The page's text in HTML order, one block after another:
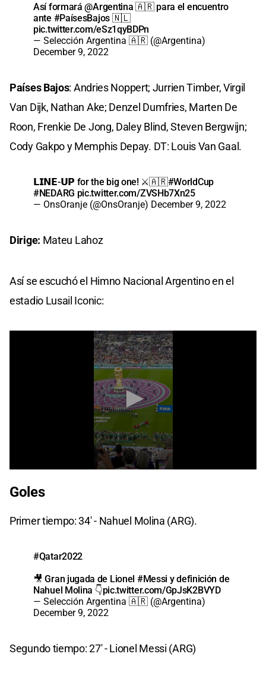
Así formará@Argentina 🇦🇷 para el encuentro
ante #PaísesBajos🇳🇱
pic.twitter.com/eSz1qyBDPn
— Selección Argentina 🇦🇷 (@Argentina)
December 9, 2022
Países Bajos: Andries Noppert; Jurrien Timber, Virgil
Van Dijk, Nathan Ake; Denzel Dumfries, Marten De
Roon, Frenkie De Jong, Daley Blind, Steven Bergwijn;
Cody Gakpo y Memphis Depay. DT: Louis Van Gaal.
𝗟𝗜𝗡𝗘-𝗨𝗣 for the big one! ⚔️🇦🇷#WorldCup
#NEDARG pic.twitter.com/ZVSHb7Xn25
— OnsOranje (@OnsOranje) December 9, 2022
Dirige: Mateu Lahoz
Así se escuchó el Himno Nacional Argentino en el
estadio Lusail Iconic:
of
9
Goles
Primer tiempo: 34' - Nahuel Molina (ARG).
#Qatar2022
🎥 Gran jugada de Lionel #Messi y definición de
Nahuel Molina 👇pic.twitter.com/GpJsK2BVYD
— Selección Argentina 🇦🇷 (@Argentina)
December 9, 2022
Segundo tiempo: 27' - Lionel Messi (ARG)